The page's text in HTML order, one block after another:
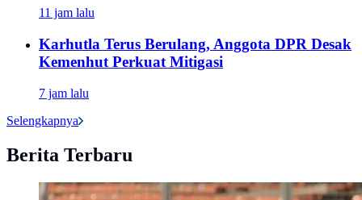
11 jam lalu
Karhutla Terus Berulang, Anggota DPR Desak
Kemenhut Perkuat Mitigasi
7 jam lalu
Selengkapnya
Berita Terbaru